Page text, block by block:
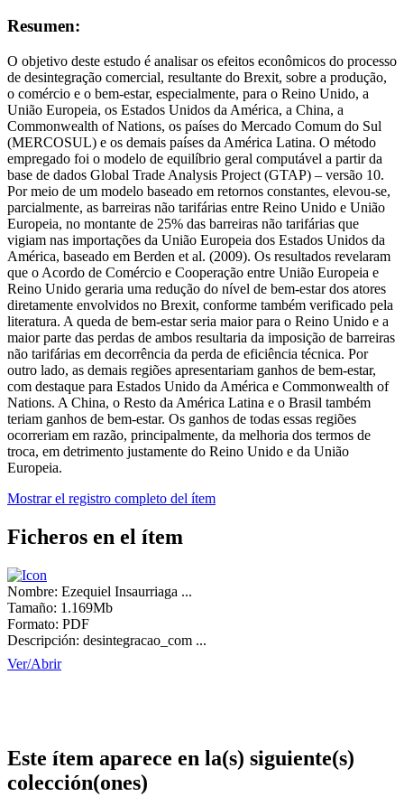
Resumen:
O objetivo deste estudo é analisar os efeitos econômicos do processo
de desintegração comercial, resultante do Brexit, sobre a produção,
o comércio e o bem-estar, especialmente, para o Reino Unido, a
União Europeia, os Estados Unidos da América, a China, a
Commonwealth of Nations, os países do Mercado Comum do Sul
(MERCOSUL) e os demais países da América Latina. O método
empregado foi o modelo de equilíbrio geral computável a partir da
base de dados Global Trade Analysis Project (GTAP) – versão 10.
Por meio de um modelo baseado em retornos constantes, elevou-se,
parcialmente, as barreiras não tarifárias entre Reino Unido e União
Europeia, no montante de 25% das barreiras não tarifárias que
vigiam nas importações da União Europeia dos Estados Unidos da
América, baseado em Berden et al. (2009). Os resultados revelaram
que o Acordo de Comércio e Cooperação entre União Europeia e
Reino Unido geraria uma redução do nível de bem-estar dos atores
diretamente envolvidos no Brexit, conforme também verificado pela
literatura. A queda de bem-estar seria maior para o Reino Unido e a
maior parte das perdas de ambos resultaria da imposição de barreiras
não tarifárias em decorrência da perda de eficiência técnica. Por
outro lado, as demais regiões apresentariam ganhos de bem-estar,
com destaque para Estados Unido da América e Commonwealth of
Nations. A China, o Resto da América Latina e o Brasil também
teriam ganhos de bem-estar. Os ganhos de todas essas regiões
ocorreriam em razão, principalmente, da melhoria dos termos de
troca, em detrimento justamente do Reino Unido e da União
Europeia.
Mostrar el registro completo del ítem
Ficheros en el ítem
Nombre: Ezequiel Insaurriaga ...
Tamaño: 1.169Mb
Formato: PDF
Descripción: desintegracao_com ...
Ver/Abrir
Este ítem aparece en la(s) siguiente(s)
colección(ones)